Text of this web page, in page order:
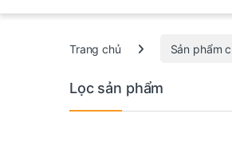
Trang chủ Sản phẩm
Lọc sản phẩm